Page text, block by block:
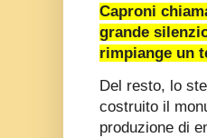
Caproni
grande
rimpiange un
Del resto, lo
costruito il
produzione di